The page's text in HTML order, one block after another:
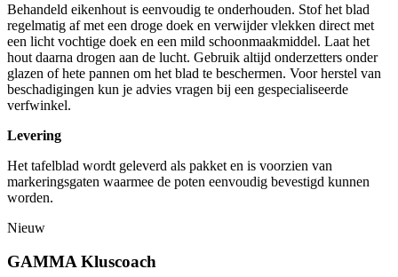
Behandeld eikenhout is eenvoudig te onderhouden. Stof het blad
regelmatig af met een droge doek en verwijder vlekken direct met
een licht vochtige doek en een mild schoonmaakmiddel. Laat het
hout daarna drogen aan de lucht. Gebruik altijd onderzetters onder
glazen of hete pannen om het blad te beschermen. Voor herstel van
beschadigingen kun je advies vragen bij een gespecialiseerde
verfwinkel.
Levering
Het tafelblad wordt geleverd als pakket en is voorzien van
markeringsgaten waarmee de poten eenvoudig bevestigd kunnen
worden.
Nieuw
GAMMA Kluscoach